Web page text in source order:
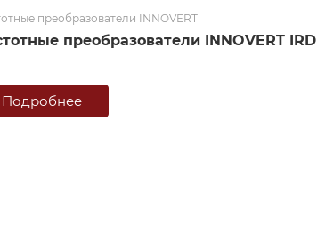
преобразователи INNOVERT
преобразователи INNOVERT IRD
Подробнее